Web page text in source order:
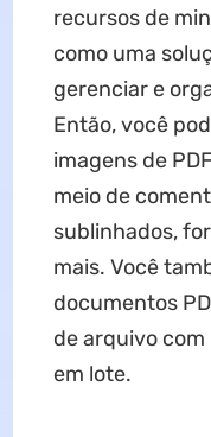
recursos de
como uma
gerenciar e
Então, você
imagens de
meio de
sublinhados,
mais. Você
documentos
de arquivo
em lote.